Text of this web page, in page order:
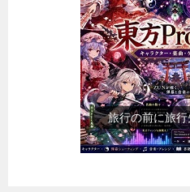
旅行の前に旅